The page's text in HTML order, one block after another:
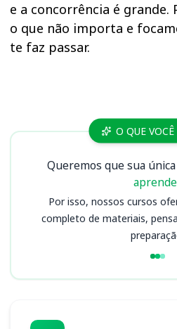
e a concorrência é grande.
o que não importa e
te faz passar.
Cursos TRF 1O QUE VOCÊ
Queremos que sua
Por isso, nossos cursos
completo de materiais,